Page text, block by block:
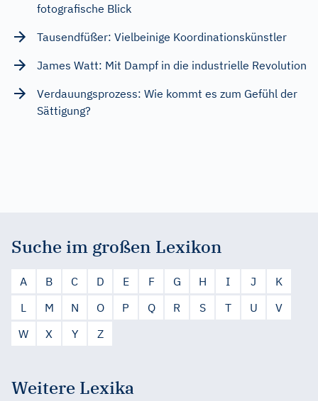
fotografische Blick
Tausendfüßer: Vielbeinige Koordinationskünstler
James Watt: Mit Dampf in die industrielle Revolution
Verdauungsprozess: Wie kommt es zum Gefühl der
Sättigung?
Suche im großen Lexikon
A B C D E F G H I J
K
L
M N O P Q R S T U
V
W
X Y Z
Weitere Lexika